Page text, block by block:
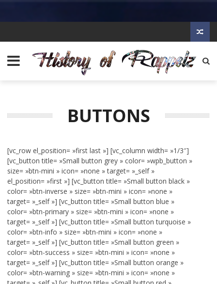
BUTTONS
[vc_row el_position= »first last »] [vc_column width= »1/3″]
[vc_button title= »Small button grey » color= »wpb_button »
size= »btn-mini » icon= »none » target= »_self »
el_position= »first »] [vc_button title= »Small button black »
color= »btn-inverse » size= »btn-mini » icon= »none »
target= »_self »] [vc_button title= »Small button blue »
color= »btn-primary » size= »btn-mini » icon= »none »
target= »_self »] [vc_button title= »Small button turquoise »
color= »btn-info » size= »btn-mini » icon= »none »
target= »_self »] [vc_button title= »Small button green »
color= »btn-success » size= »btn-mini » icon= »none »
target= »_self »] [vc_button title= »Small button orange »
color= »btn-warning » size= »btn-mini » icon= »none »